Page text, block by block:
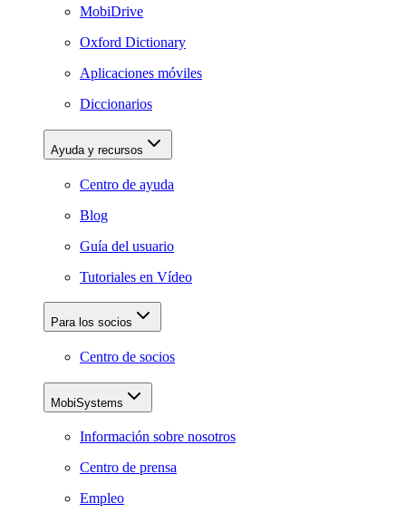
MobiDrive
Oxford Dictionary
Aplicaciones móviles
Diccionarios
Ayuda y recursos
Centro de ayuda
Blog
Guía del usuario
Tutoriales en Vídeo
Para los socios
Centro de socios
MobiSystems
Información sobre nosotros
Centro de prensa
Empleo